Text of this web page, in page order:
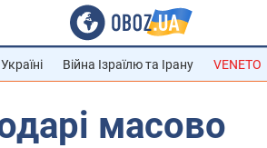
Війна Ізраїлю та Ірану VENETO
масово